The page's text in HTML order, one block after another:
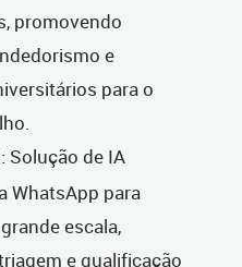
promovendo
e
para o
Solução de IA
WhatsApp para
escala,
e qualificação